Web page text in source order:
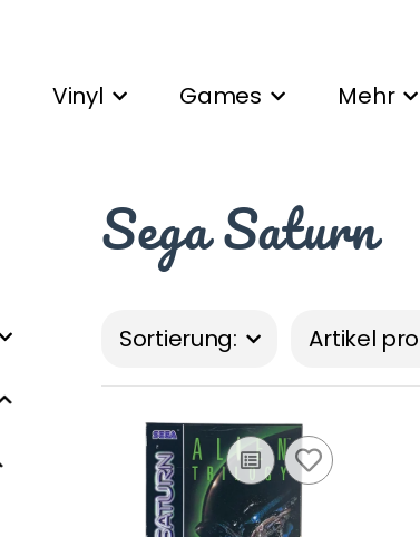
Vinyl Games Mehr
Sega Saturn
Sortierung: Artikel